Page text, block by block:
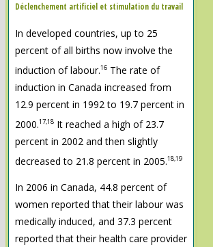
Déclenchement artificiel et stimulation du travail
In developed countries, up to 25
percent of all births now involve the
induction of labour.16The rate of
induction in Canada increased from
12.9 percent in 1992 to 19.7 percent in
2000.17,18It reached a high of 23.7
percent in 2002 and then slightly
decreased to 21.8 percent in 2005.18,19
In 2006 in Canada, 44.8 percent of
women reported that their labour was
medically induced, and 37.3 percent
reported that their health care provider